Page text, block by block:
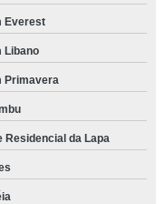
Everest
Libano
Primavera
Residencial da Lapa